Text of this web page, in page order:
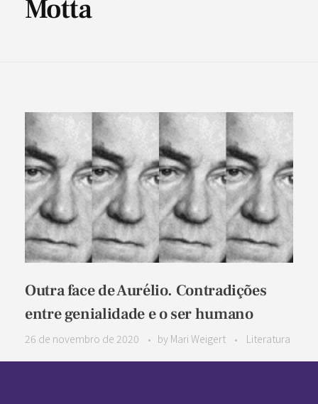
Motta
Outra face de Aurélio. Contradições
entre genialidade e o ser humano
26 de novembro de 2020 by Mari Weigert Literatura